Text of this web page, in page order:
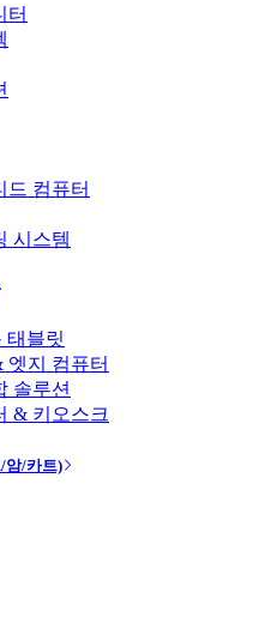
터
드 컴퓨터
시스템
태블릿
엣지 컴퓨터
솔루션
& 키오스크
암/카트)